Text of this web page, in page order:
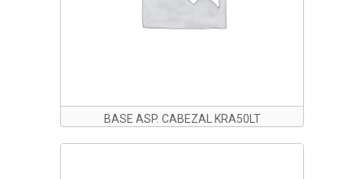
BASE ASP. CABEZAL KRA50LT